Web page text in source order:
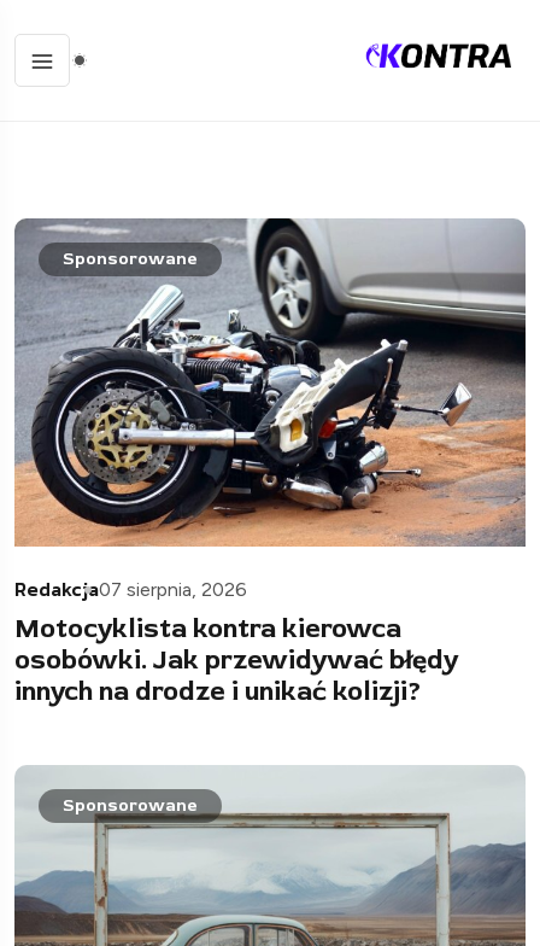
Sponsorowane
Redakcja07 sierpnia, 2026
Motocyklista kontra kierowca
osobówki. Jak przewidywać błędy
innych na drodze i unikać kolizji?
Sponsorowane